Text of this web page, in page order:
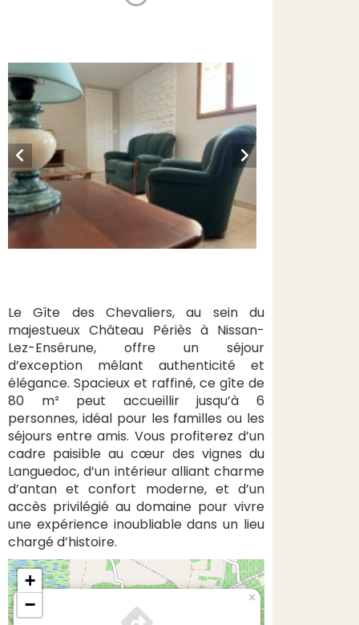
Le Gîte des Chevaliers, au sein du
majestueux Château Périès à Nissan-
Lez-Ensérune, offre un séjour
d’exception mêlant authenticité et
élégance. Spacieux et raffiné, ce gîte de
80 m² peut accueillir jusqu’à 6
personnes, idéal pour les familles ou les
séjours entre amis. Vous profiterez d’un
cadre paisible au cœur des vignes du
Languedoc, d’un intérieur alliant charme
d’antan et confort moderne, et d’un
accès privilégié au domaine pour vivre
une expérience inoubliable dans un lieu
chargé d’histoire.
×
+
−